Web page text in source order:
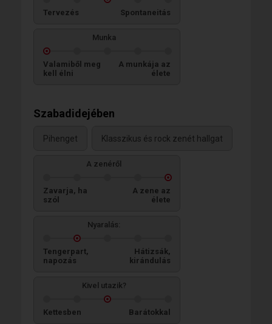
Tervezés Spontaneitás
Munka
Valamiből meg
kell élni
A munkája az
élete
Szabadidejében
Pihenget Klasszikus és rock zenét hallgat
A zenéről
Zavarja, ha
szól
A zene az
élete
Nyaralás:
Tengerpart,
napozás
Hátizsák,
kirándulás
Kivel utazik?
Kettesben Barátokkal